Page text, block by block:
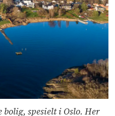
bolig, spesielt i Oslo. Her